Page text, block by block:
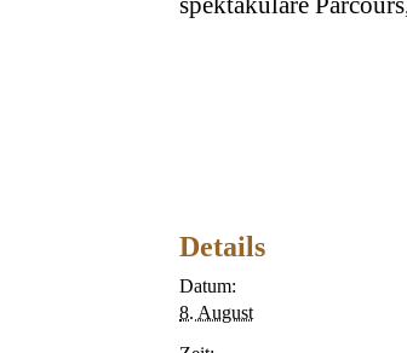
Details
Datum:
8. August